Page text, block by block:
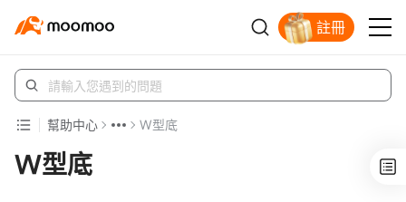
註冊
幫助中心 W型底
W型底